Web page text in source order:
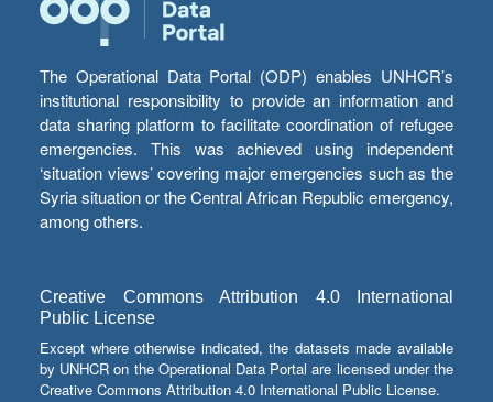
The Operational Data Portal (ODP) enables UNHCR’s
institutional responsibility to provide an information and
data sharing platform to facilitate coordination of refugee
emergencies. This was achieved using independent
‘situation views’ covering major emergencies such as the
Syria situation or the Central African Republic emergency,
among others.
Creative Commons Attribution 4.0 International
Public License
Except where otherwise indicated, the datasets made available
by UNHCR on the Operational Data Portal are licensed under the
Creative Commons Attribution 4.0 International Public License.